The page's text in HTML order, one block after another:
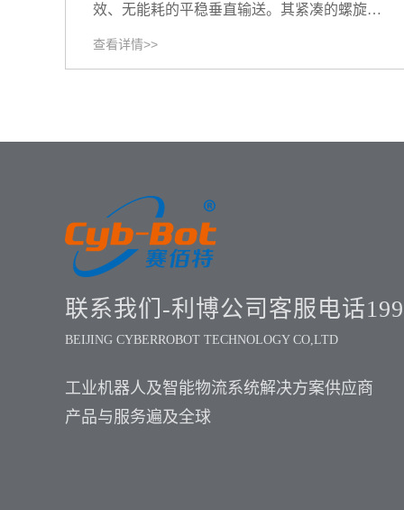
效、无能耗的平稳垂直输送。其紧凑的螺旋结
构设计最大限度节省场地空间，可适配大高差
工况。设备结构坚固可靠（支持高级材质定
查看详情>>
联系我们-利博公司客服电话
BEIJING CYBERROBOT TECHNOLOGY CO,LTD
工业机器人及智能物流系统解决方案供应商
产品与服务遍及全球